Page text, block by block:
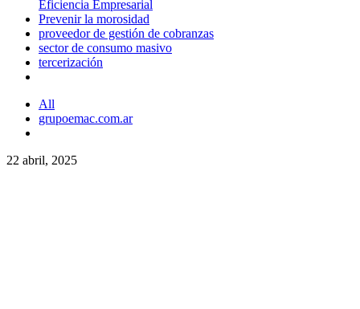
Eficiencia Empresarial
Prevenir la morosidad
proveedor de gestión de cobranzas
sector de consumo masivo
tercerización
All
grupoemac.com.ar
22 abril, 2025